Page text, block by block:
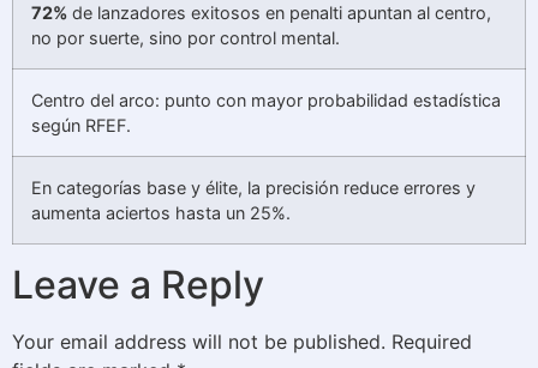
72% de lanzadores exitosos en penalti apuntan al centro,
no por suerte, sino por control mental.
Centro del arco: punto con mayor probabilidad estadística
según RFEF.
En categorías base y élite, la precisión reduce errores y
aumenta aciertos hasta un 25%.
Leave a Reply
Your email address will not be published. Required